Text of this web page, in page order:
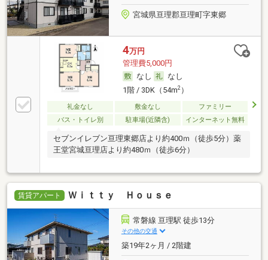
宮城県亘理郡亘理町字東郷
4万円
管理費5,000円
なし
なし
1階 / 3DK（54m2）
礼金なし 敷金なし
ファミリー
バス・トイレ別
駐車場(近隣含) インターネット無料
セブンイレブン亘理東郷店より約400ｍ（徒歩5分）薬
王堂宮城亘理店より約480ｍ（徒歩6分）
賃貸アパート Ｗｉｔｔｙ Ｈｏｕｓｅ
常磐線 亘理駅 徒歩13分
その他の交通
築19年2ヶ月 / 2階建